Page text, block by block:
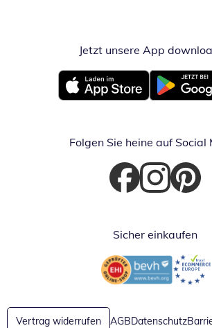
Jetzt unsere App
Öffnet in neuem Fenster
Öffnet in
Folgen Sie heine auf Social
Öffnet in neuem
Öffnet inÖffnet
Sicher einkaufen
Öffnet in neuemÖffnet
Vertrag widerrufen AGBDatenschutz